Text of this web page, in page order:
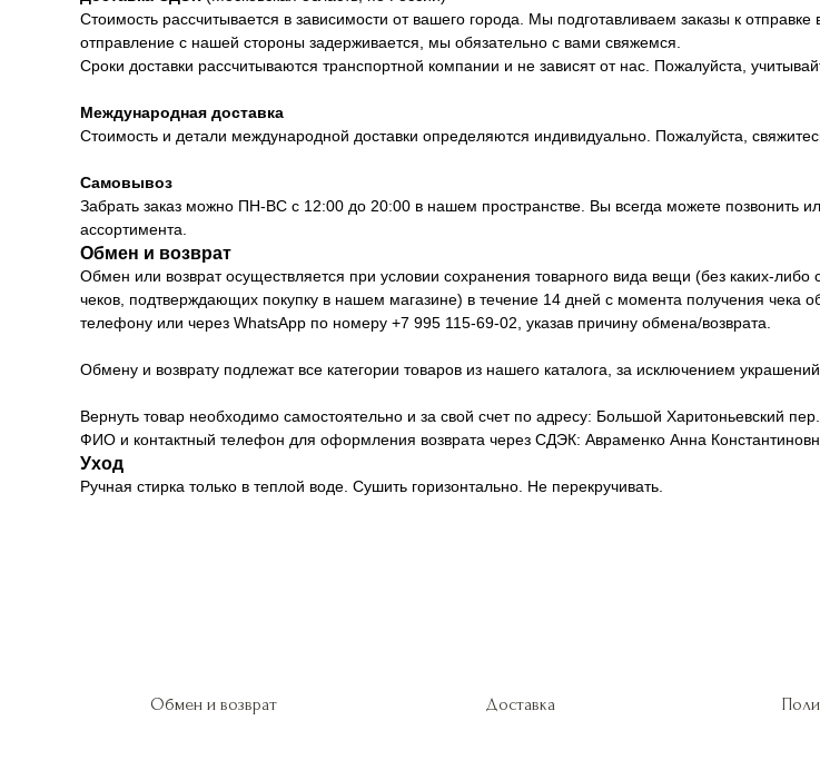
Стоимость рассчитывается в зависимости от вашего города. Мы подготавливаем заказы к
отправление с нашей стороны задерживается, мы обязательно с вами свяжемся.
Сроки доставки рассчитываются транспортной компании и не зависят от нас. Пожалуйста,
Международная доставка
Стоимость и детали международной доставки определяются индивидуально. Пожалуйста,
Самовывоз
Забрать заказ можно ПН-ВС с 12:00 до 20:00 в нашем пространстве. Вы всегда можете позвонить
ассортимента.
Обмен и возврат
Обмен или возврат осуществляется при условии сохранения товарного вида вещи (без каких-
чеков, подтверждающих покупку в нашем магазине) в течение 14 дней с момента получения
телефону или через WhatsApp по номеру +7 995 115-69-02, указав причину обмена/возврата.
Обмену и возврату подлежат все категории товаров из нашего каталога, за исключением украшений
Вернуть товар необходимо самостоятельно и за свой счет по адресу: Большой Харитоньевский
ФИО и контактный телефон для оформления возврата через СДЭК: Авраменко Анна
Уход
Ручная стирка только в теплой воде. Сушить горизонтально. Не перекручивать.
Обмен и возврат Доставка